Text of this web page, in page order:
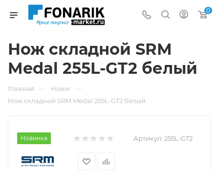
0
Нож складной SRM
Medal 255L-GT2 белый
Главная — Ножи —
Нож складной SRM Medal 255L-GT2 белый
Новинка Артикул: 255L-GT2